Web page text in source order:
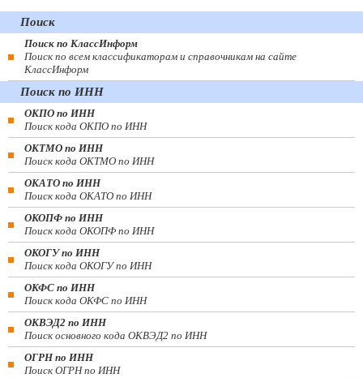
Поиск
Поиск по КлассИнформ
Поиск по всем классификаторам и справочникам на сайте
КлассИнформ
Поиск по ИНН
ОКПО по ИНН
Поиск кода ОКПО по ИНН
ОКТМО по ИНН
Поиск кода ОКТМО по ИНН
ОКАТО по ИНН
Поиск кода ОКАТО по ИНН
ОКОПФ по ИНН
Поиск кода ОКОПФ по ИНН
ОКОГУ по ИНН
Поиск кода ОКОГУ по ИНН
ОКФС по ИНН
Поиск кода ОКФС по ИНН
ОКВЭД2 по ИНН
Поиск основного кода ОКВЭД2 по ИНН
ОГРН по ИНН
Поиск ОГРН по ИНН